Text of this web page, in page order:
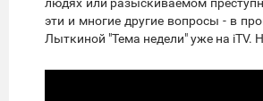
эти и многие другие вопросы - в
Лыткиной "Тема недели" уже на iTV.